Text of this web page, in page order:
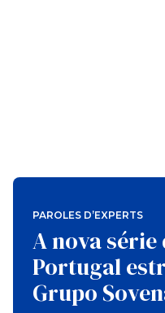
PAROLES D’EXPERTS
A nova
Portugal
Grupo